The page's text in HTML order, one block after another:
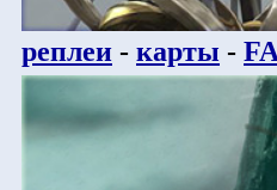
реплеи - карты -